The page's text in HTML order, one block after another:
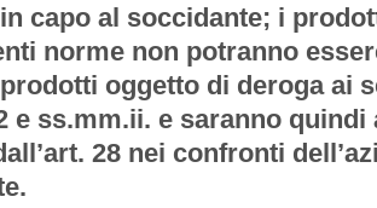
capo al soccidante; i
norme non potranno
oggetto di deroga ai
e ss.mm.ii. e saranno
28 nei confronti